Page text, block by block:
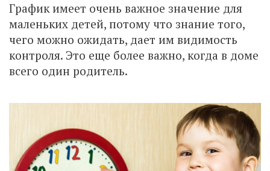
График имеет очень важное значение для
маленьких детей, потому что знание того,
чего можно ожидать, дает им видимость
контроля. Это еще более важно, когда в доме
всего один родитель.